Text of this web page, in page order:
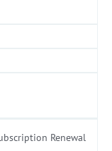
Renewal